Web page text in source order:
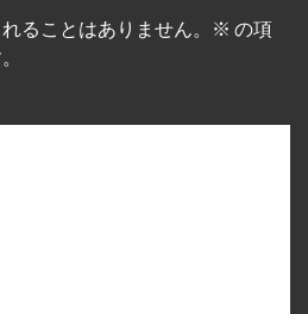
ることはありません。 ※ の項